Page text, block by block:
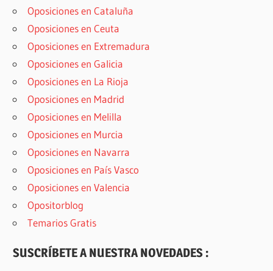
Oposiciones en Cataluña
Oposiciones en Ceuta
Oposiciones en Extremadura
Oposiciones en Galicia
Oposiciones en La Rioja
Oposiciones en Madrid
Oposiciones en Melilla
Oposiciones en Murcia
Oposiciones en Navarra
Oposiciones en País Vasco
Oposiciones en Valencia
Opositorblog
Temarios Gratis
SUSCRÍBETE A NUESTRA NOVEDADES :